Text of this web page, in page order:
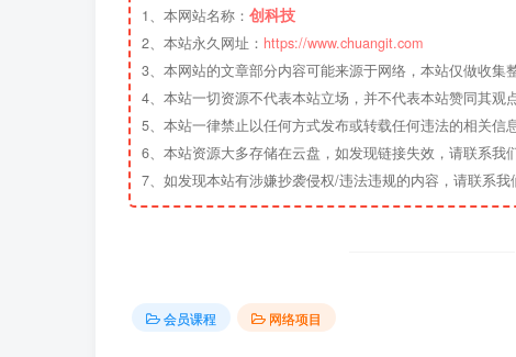
1、本网站名称： 创科技
2、本站永久网址： https://www.chuangit.com
3、本网站的文章部分内容可能来源于网络，本站仅做收集
4、本站一切资源不代表本站立场，并不代表本站赞同其观
5、本站一律禁止以任何方式发布或转载任何违法的相关信
6、本站资源大多存储在云盘，如发现链接失效，请联系我
7、如发现本站有涉嫌抄袭侵权/违法违规的内容，请联系我
会员课程 网络项目